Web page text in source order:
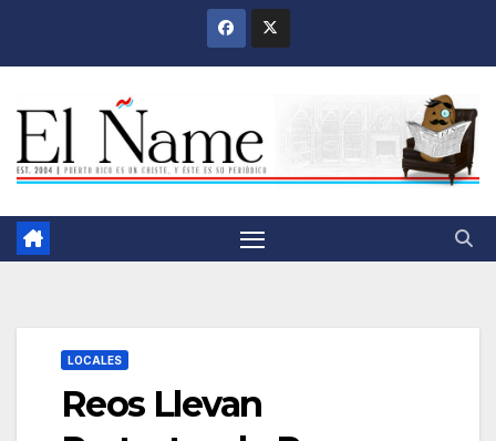
LOCALES
Reos Llevan